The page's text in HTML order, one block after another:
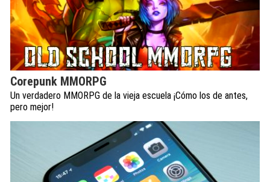
Corepunk MMORPG
Un verdadero MMORPG de la vieja escuela ¡Cómo los de antes,
pero mejor!